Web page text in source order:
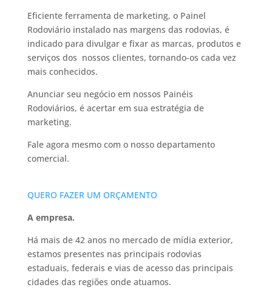
Eficiente ferramenta de marketing, o Painel
Rodoviário instalado nas margens das rodovias, é
indicado para divulgar e fixar as marcas, produtos e
serviços dos nossos clientes, tornando-os cada vez
mais conhecidos.
Anunciar seu negócio em nossos Painéis
Rodoviários, é acertar em sua estratégia de
marketing.
Fale agora mesmo com o nosso departamento
comercial.
QUERO FAZER UM ORÇAMENTO
A empresa.
Há mais de 42 anos no mercado de mídia exterior,
estamos presentes nas principais rodovias
estaduais, federais e vias de acesso das principais
cidades das regiões onde atuamos.